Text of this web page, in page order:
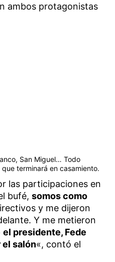
ambos protagonistas
San Miguel… Todo
terminará en casamiento.
las participaciones en
bufé, somos como
y me dijeron
Y me metieron
el presidente, Fede
el salón«, contó el